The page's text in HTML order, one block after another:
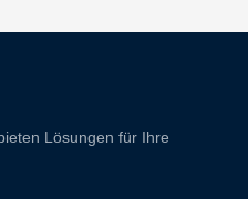
Lösungen für Ihre